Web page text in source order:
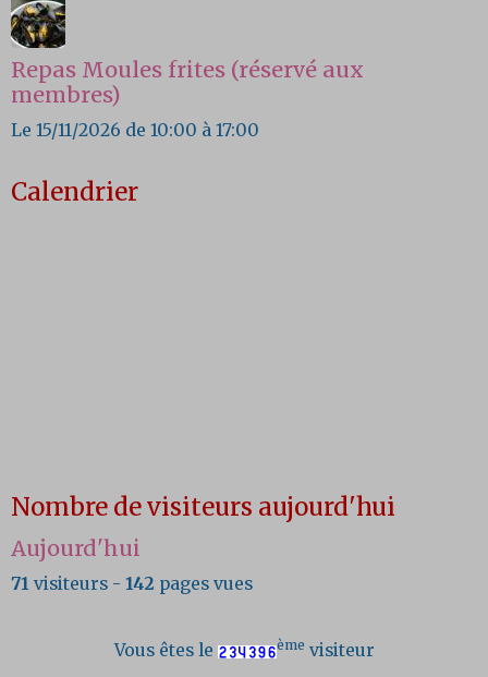
Repas Moules frites (réservé aux
membres)
Le 15/11/2026 de 10:00 à 17:00
Calendrier
Nombre de visiteurs aujourd'hui
Aujourd'hui
71 visiteurs - 142 pages vues
Vous êtes le ème visiteur